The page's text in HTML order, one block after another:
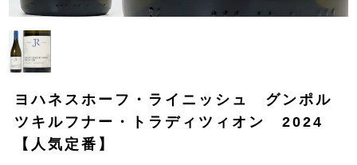
ヨハネスホーフ・ライニッシュ グンポル
ツキルフナー・トラディツィオン 2024
【人気定番】